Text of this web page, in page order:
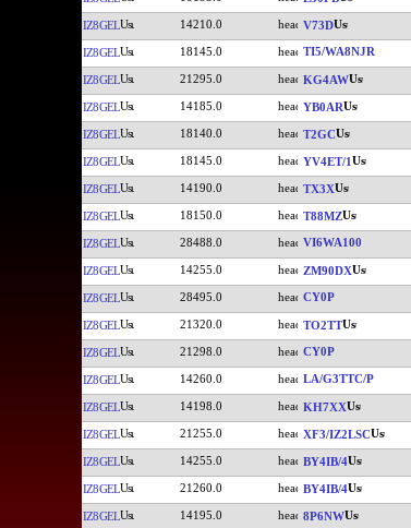
IZ8GEL 14210.0 V73D
IZ8GEL 18145.0 TI5/WA8NJR
IZ8GEL 21295.0 KG4AW
IZ8GEL 14185.0 YB0AR
IZ8GEL 18140.0 T2GC
IZ8GEL 18145.0 YV4ET/1
IZ8GEL 14190.0 TX3X
IZ8GEL 18150.0 T88MZ
IZ8GEL 28488.0 VI6WA100
IZ8GEL 14255.0 ZM90DX
IZ8GEL 28495.0 CY0P
IZ8GEL 21320.0 TO2TT
IZ8GEL 21298.0 CY0P
IZ8GEL 14260.0 LA/G3TTC/P
IZ8GEL 14198.0 KH7XX
IZ8GEL 21255.0 XF3/IZ2LSC
IZ8GEL 14255.0 BY4IB/4
IZ8GEL 21260.0 BY4IB/4
IZ8GEL 14195.0 8P6NW